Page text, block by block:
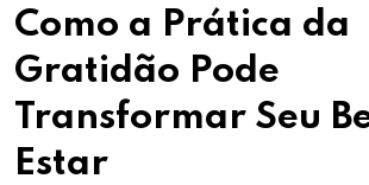
Como a Prática da
Gratidão Pode
Transformar Seu
Estar